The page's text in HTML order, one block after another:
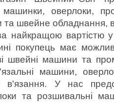
машинки, оверлоки,
швейне обладнання,
найкращою вартістю у
покупець має
швейні машини та
машини,
У нас
та розшивальні